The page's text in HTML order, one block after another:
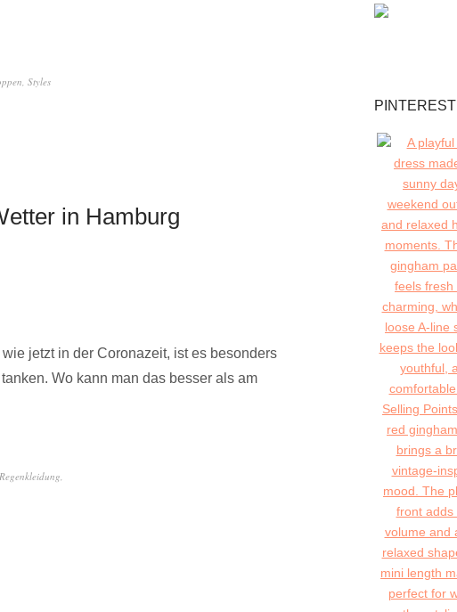
, Styles
in Hamburg
jetzt in der Coronazeit, ist es besonders
Wo kann man das besser als am
Regenkleidung,
PINTEREST